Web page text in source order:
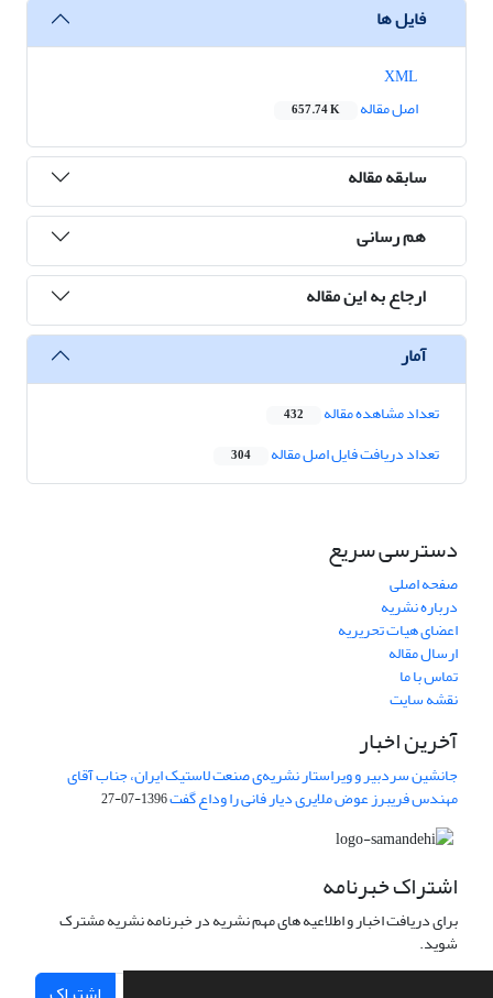
فایل ها
اصل مقاله
657.74 K
سابقه مقاله
هم رسانی
ارجاع به این مقاله
آمار
تعداد مشاهده مقاله 432
تعداد دریافت فایل اصل مقاله 304
دسترسی سریع
صفحه اصلی
درباره نشریه
اعضای هیات تحریریه
ارسال مقاله
تماس با ما
نقشه سایت
آخرین اخبار
جانشین سردبیر و ویراستار نشریه‌ی صنعت لاستیک ایران، جناب آقای
مهندس فریبرز عوض ملایری دیار فانی را وداع گفت1396-07-27
اشتراک خبرنامه
برای دریافت اخبار و اطلاعیه های مهم نشریه در خبرنامه نشریه مشترک
شوید.